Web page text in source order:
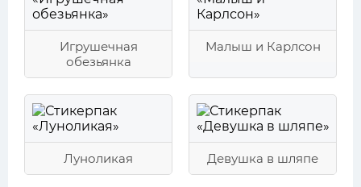
Игрушечная
обезьянка
Малыш и Карлсон
Луноликая Девушка в шляпе